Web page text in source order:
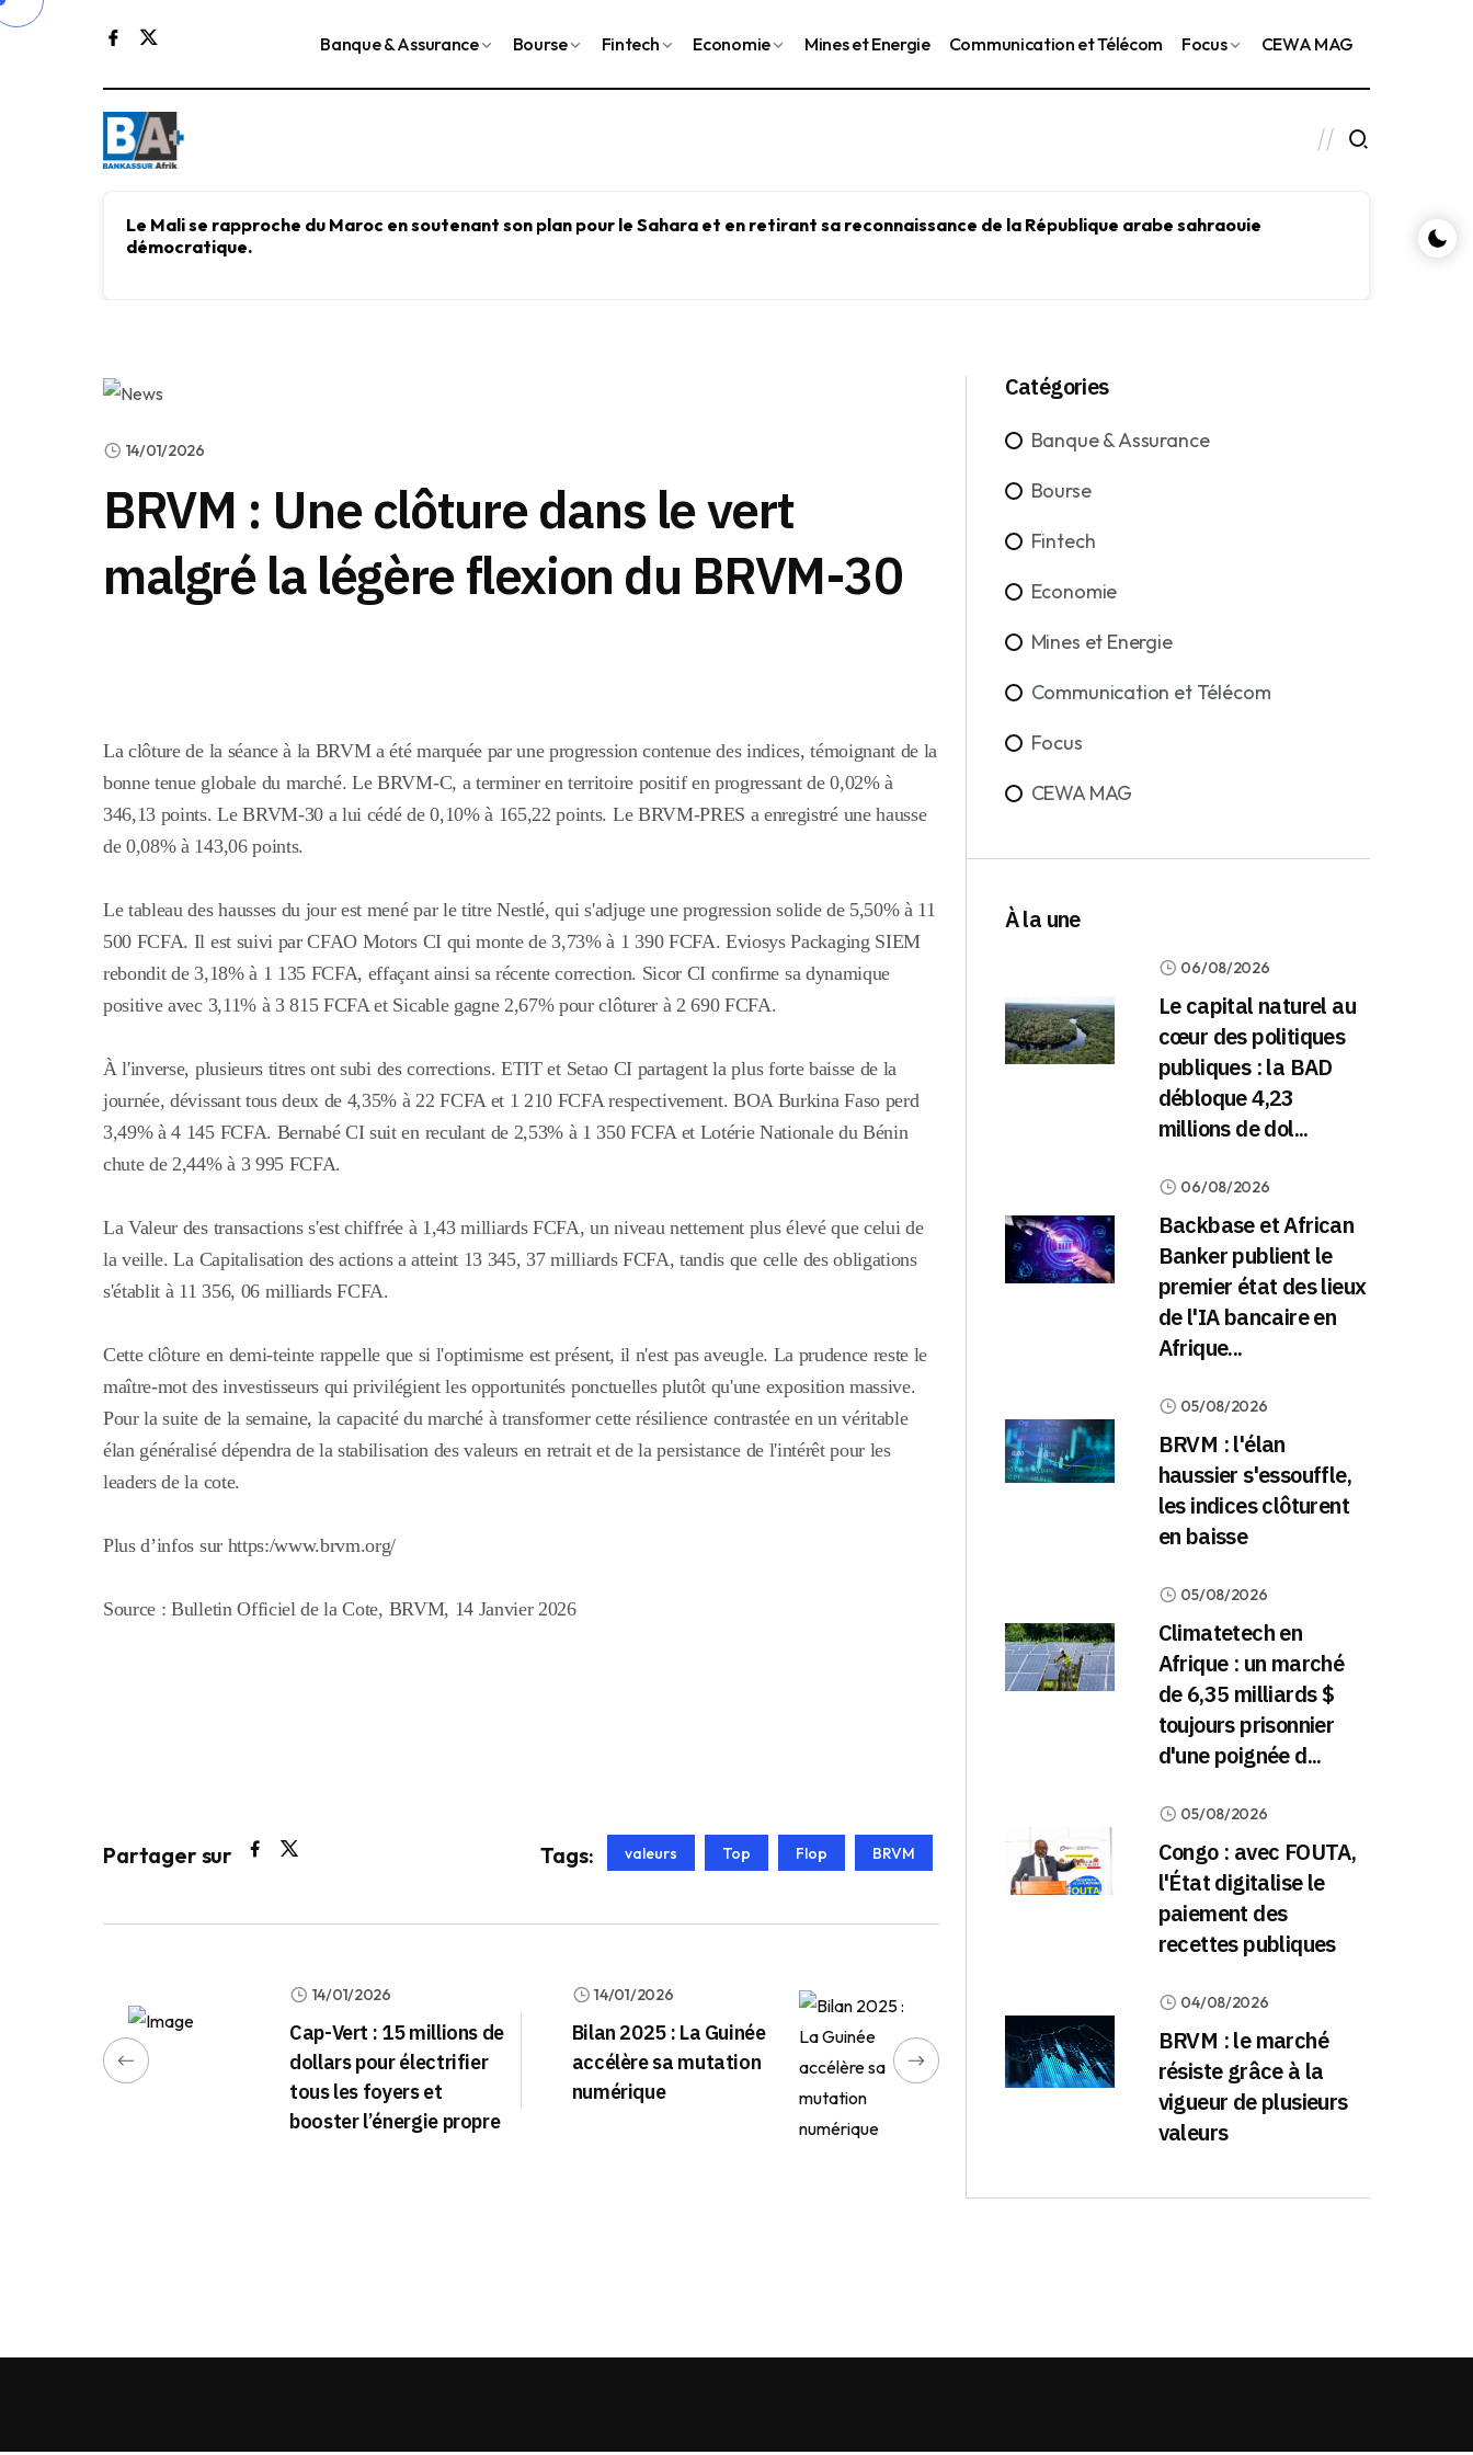
Banque & Assurance Bourse Fintech Economie Mines et Energie Communication et Télécom Focus CEWA MAG
Le Mali se rapproche du Maroc en soutenant son plan pour le Sahara et en retirant sa reconnaissance de la République arabe sahraouie
démocratique.
Le
le
14/01/2026
BRVM : Une clôture dans le vert
malgré la légère flexion du BRVM-30
La clôture de la séance à la BRVM a été marquée par une progression contenue des indices, témoignant de la
bonne tenue globale du marché. Le BRVM-C, a terminer en territoire positif en progressant de 0,02% à
346,13 points. Le BRVM-30 a lui cédé de 0,10% à 165,22 points. Le BRVM-PRES a enregistré une hausse
de 0,08% à 143,06 points.
Le tableau des hausses du jour est mené par le titre Nestlé, qui s'adjuge une progression solide de 5,50% à 11
500 FCFA. Il est suivi par CFAO Motors CI qui monte de 3,73% à 1 390 FCFA. Eviosys Packaging SIEM
rebondit de 3,18% à 1 135 FCFA, effaçant ainsi sa récente correction. Sicor CI confirme sa dynamique
positive avec 3,11% à 3 815 FCFA et Sicable gagne 2,67% pour clôturer à 2 690 FCFA.
À l'inverse, plusieurs titres ont subi des corrections.ETIT et Setao CI partagent la plus forte baisse de la
journée, dévissant tous deux de 4,35% à 22 FCFA et 1 210 FCFA respectivement. BOA Burkina Faso perd
3,49% à 4 145 FCFA. Bernabé CI suit en reculant de 2,53% à 1 350 FCFA et Lotérie Nationale du Bénin
chute de 2,44% à 3 995 FCFA.
La Valeur des transactions s'est chiffrée à 1,43 milliards FCFA, un niveau nettement plus élevé que celui de
la veille. La Capitalisation des actions a atteint 13 345, 37 milliards FCFA, tandis que celle des obligations
s'établit à 11 356, 06 milliards FCFA.
Cette clôture en demi-teinte rappelle que si l'optimisme est présent, il n'est pas aveugle. La prudence reste le
maître-mot des investisseurs qui privilégient les opportunités ponctuelles plutôt qu'une exposition massive.
Pour la suite de la semaine, la capacité du marché à transformer cette résilience contrastée en un véritable
élan généralisé dépendra de la stabilisation des valeurs en retrait et de la persistance de l'intérêt pour les
leaders de la cote.
Plus d’infos sur https:/www.brvm.org/
Source : Bulletin Officiel de la Cote, BRVM, 14 Janvier 2026
Partager sur Tags: valeurs Top Flop BRVM
14/01/2026
Cap-Vert : 15 millions de
dollars pour électrifier
tous les foyers et
booster l’énergie propre
14/01/2026
Bilan 2025 : La Guinée
accélère sa mutation
numérique
Catégories
Banque & Assurance
Bourse
Fintech
Economie
Mines et Energie
Communication et Télécom
Focus
CEWA MAG
À la une
06/08/2026
Le capital naturel au
cœur des politiques
publiques : la BAD
débloque 4,23
millions de dol...
06/08/2026
Backbase et African
Banker publient le
premier état des lieux
de l'IA bancaire en
Afrique...
05/08/2026
BRVM : l'élan
haussier s'essouffle,
les indices clôturent
en baisse
05/08/2026
Climatetech en
Afrique : un marché
de 6,35 milliards $
toujours prisonnier
d'une poignée d...
05/08/2026
Congo : avec FOUTA,
l'État digitalise le
paiement des
recettes publiques
04/08/2026
BRVM : le marché
résiste grâce à la
vigueur de plusieurs
valeurs